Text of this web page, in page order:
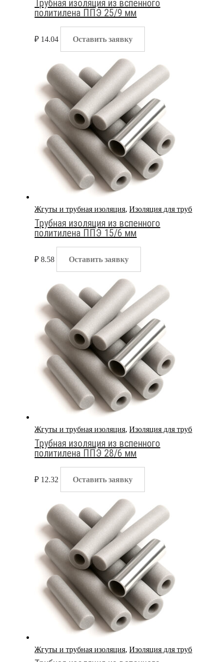
Трубная изоляция из вспенного
политилена ППЭ 25/9 мм
₽ 14.04 Оставить заявку
Жгуты и трубная изоляция,Изоляция для труб
Трубная изоляция из вспенного
политилена ППЭ 15/6 мм
₽ 8.58 Оставить заявку
Жгуты и трубная изоляция,Изоляция для труб
Трубная изоляция из вспенного
политилена ППЭ 28/6 мм
₽ 12.32 Оставить заявку
Жгуты и трубная изоляция,Изоляция для труб